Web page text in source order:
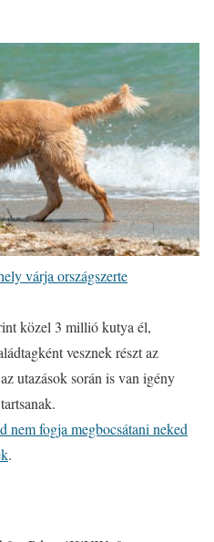
várja országszerte
közel 3 millió kutya él,
vesznek részt az
utazások során is van igény
nem fogja megbocsátani neked
.